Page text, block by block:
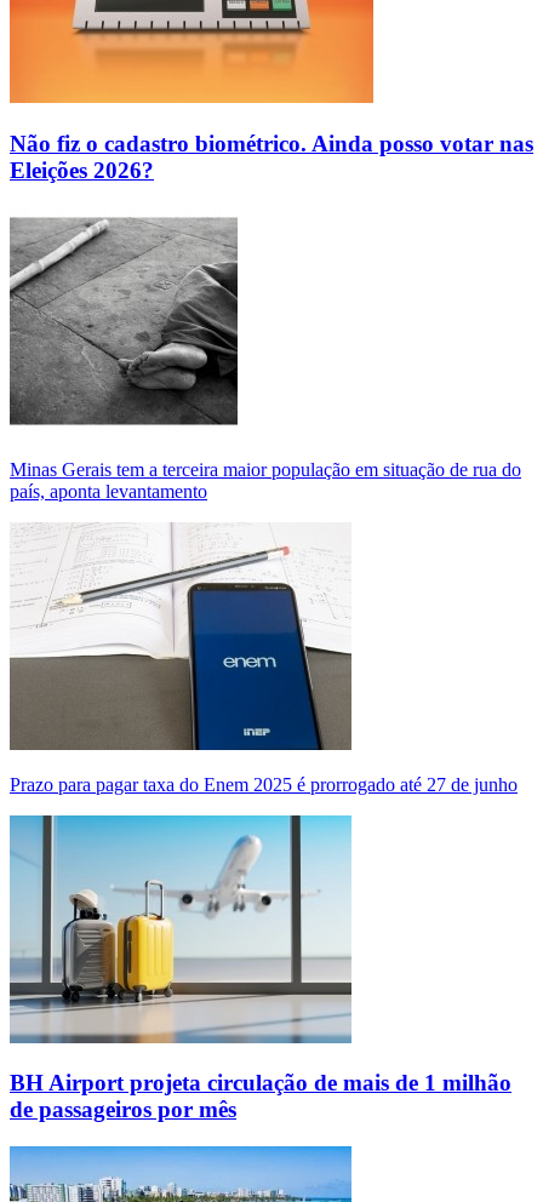
Não fiz o cadastro biométrico. Ainda posso votar nas
Eleições 2026?
Minas Gerais tem a terceira maior população em situação de rua do
país, aponta levantamento
Prazo para pagar taxa do Enem 2025 é prorrogado até 27 de junho
BH Airport projeta circulação de mais de 1 milhão
de passageiros por mês